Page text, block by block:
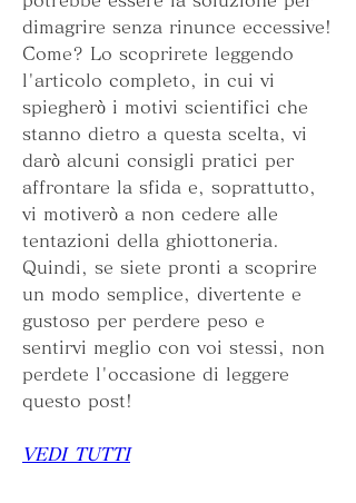
dimagrire senza rinunce eccessive!
Come? Lo scoprirete leggendo
l'articolo completo, in cui vi
spiegherò i motivi scientifici che
stanno dietro a questa scelta, vi
darò alcuni consigli pratici per
affrontare la sfida e, soprattutto,
vi motiverò a non cedere alle
tentazioni della ghiottoneria.
Quindi, se siete pronti a scoprire
un modo semplice, divertente e
gustoso per perdere peso e
sentirvi meglio con voi stessi, non
perdete l'occasione di leggere
questo post!
VEDI TUTTI